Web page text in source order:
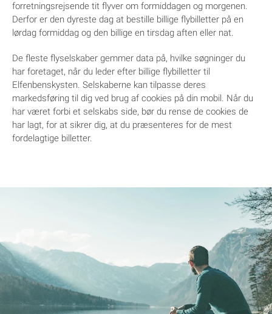
forretningsrejsende tit flyver om formiddagen og morgenen.
Derfor er den dyreste dag at bestille billige flybilletter på en
lørdag formiddag og den billige en tirsdag aften eller nat.
De fleste flyselskaber gemmer data på, hvilke søgninger du
har foretaget, når du leder efter billige flybilletter til
Elfenbenskysten. Selskaberne kan tilpasse deres
markedsføring til dig ved brug af cookies på din mobil. Når du
har været forbi et selskabs side, bør du rense de cookies de
har lagt, for at sikrer dig, at du præsenteres for de mest
fordelagtige billetter.